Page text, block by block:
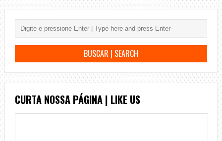
CURTA NOSSA PÁGINA | LIKE US